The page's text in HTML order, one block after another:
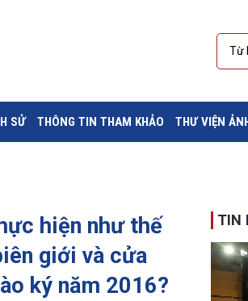
SỬ THÔNG TIN THAM KHẢO THƯ VIỆN ẢNH
hiện như thế
giới và cửa
ký năm 2016?
TIN